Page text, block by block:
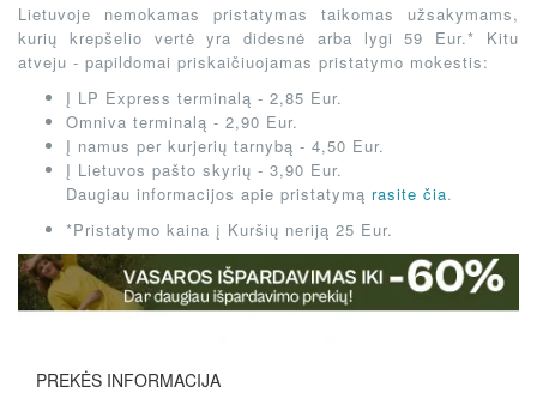
Lietuvoje nemokamas pristatymas taikomas užsakymams,
kurių krepšelio vertė yra didesnė arba lygi 59 Eur.* Kitu
atveju - papildomai priskaičiuojamas pristatymo mokestis:
Į LP Express terminalą - 2,85 Eur.
Omniva terminalą - 2,90 Eur.
Į namus per kurjerių tarnybą - 4,50 Eur.
Į Lietuvos pašto skyrių - 3,90 Eur.
Daugiau informacijos apie pristatymą rasite čia.
*Pristatymo kaina į Kuršių neriją 25 Eur.
PREKĖS INFORMACIJA